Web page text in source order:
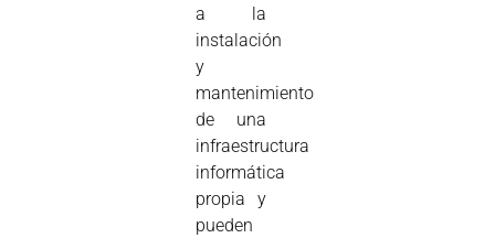
a la
instalación
y
mantenimiento
de una
infraestructura
informática
propia y
pueden